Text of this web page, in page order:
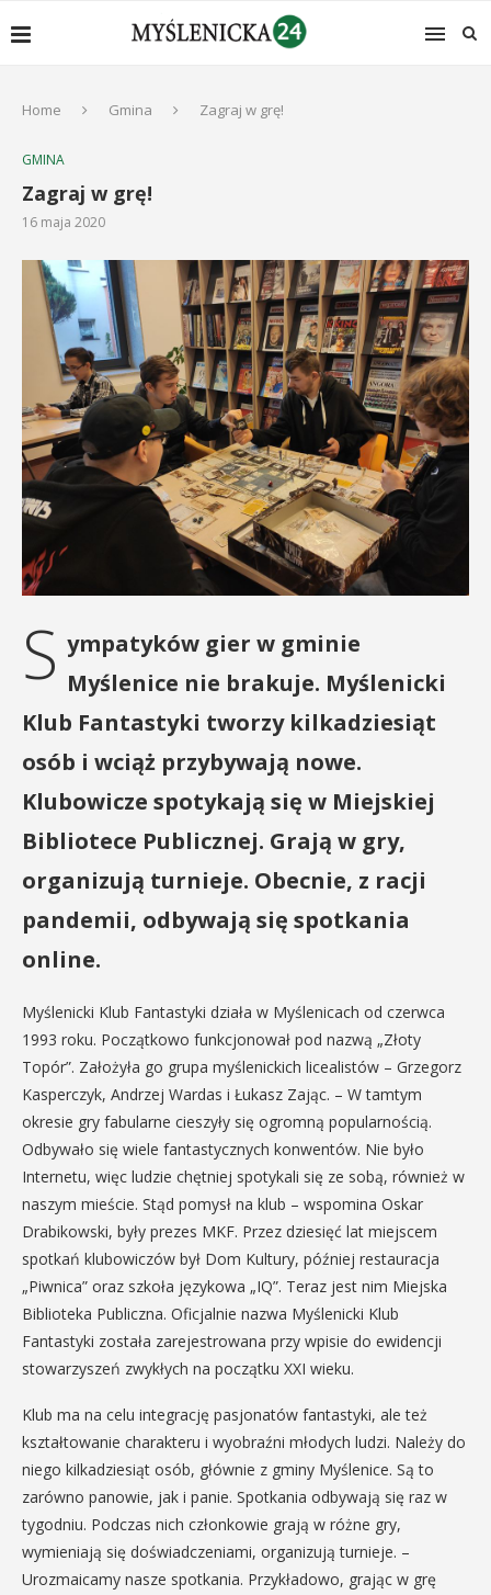
Home Gmina Zagraj w grę!
GMINA
Zagraj w grę!
16 maja 2020
S ympatyków gier w gminie
Myślenice nie brakuje. Myślenicki
Klub Fantastyki tworzy kilkadziesiąt
osób i wciąż przybywają nowe.
Klubowicze spotykają się w Miejskiej
Bibliotece Publicznej. Grają w gry,
organizują turnieje. Obecnie, z racji
pandemii, odbywają się spotkania
online.
Myślenicki Klub Fantastyki działa w Myślenicach od czerwca
1993 roku. Początkowo funkcjonował pod nazwą „Złoty
Topór”. Założyła go grupa myślenickich licealistów – Grzegorz
Kasperczyk, Andrzej Wardas i Łukasz Zając. – W tamtym
okresie gry fabularne cieszyły się ogromną popularnością.
Odbywało się wiele fantastycznych konwentów. Nie było
Internetu, więc ludzie chętniej spotykali się ze sobą, również w
naszym mieście. Stąd pomysł na klub – wspomina Oskar
Drabikowski, były prezes MKF. Przez dziesięć lat miejscem
spotkań klubowiczów był Dom Kultury, później restauracja
„Piwnica” oraz szkoła językowa „IQ”. Teraz jest nim Miejska
Biblioteka Publiczna. Oficjalnie nazwa Myślenicki Klub
Fantastyki została zarejestrowana przy wpisie do ewidencji
stowarzyszeń zwykłych na początku XXI wieku.
Klub ma na celu integrację pasjonatów fantastyki, ale też
kształtowanie charakteru i wyobraźni młodych ludzi. Należy do
niego kilkadziesiąt osób, głównie z gminy Myślenice. Są to
zarówno panowie, jak i panie. Spotkania odbywają się raz w
tygodniu. Podczas nich członkowie grają w różne gry,
wymieniają się doświadczeniami, organizują turnieje. –
Urozmaicamy nasze spotkania. Przykładowo, grając w grę